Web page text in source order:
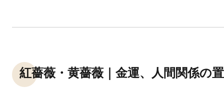
紅薔薇・黄薔薇｜金運、人間関係の